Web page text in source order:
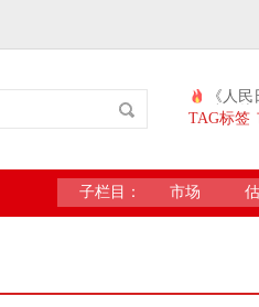
《人
碳：从
TAG标签
子栏目： 市场